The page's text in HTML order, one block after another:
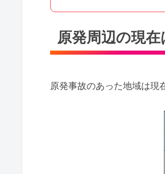
原発周辺の現
原発事故のあった地域は現